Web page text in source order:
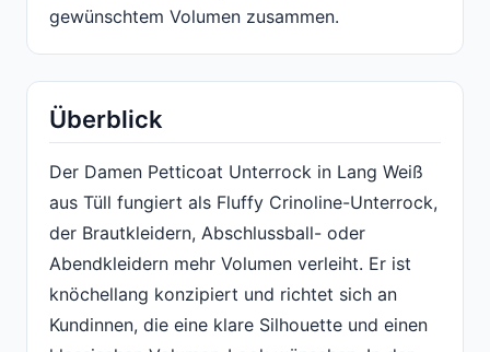
gewünschtem Volumen zusammen.
Überblick
Der Damen Petticoat Unterrock in Lang Weiß
aus Tüll fungiert als Fluffy Crinoline-Unterrock,
der Brautkleidern, Abschlussball- oder
Abendkleidern mehr Volumen verleiht. Er ist
knöchellang konzipiert und richtet sich an
Kundinnen, die eine klare Silhouette und einen